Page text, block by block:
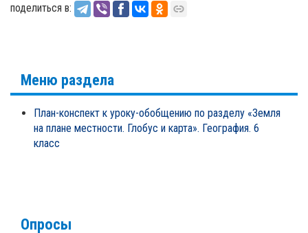
поделиться в:
Меню раздела
План-конспект к уроку-обобщению по разделу «Земля
на плане местности. Глобус и карта». География. 6
класс
Опросы